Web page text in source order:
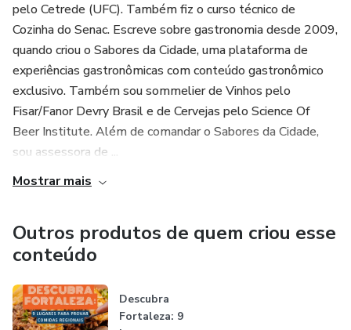
pelo Cetrede (UFC). Também fiz o curso técnico de
Cozinha do Senac. Escreve sobre gastronomia desde 2009,
quando criou o Sabores da Cidade, uma plataforma de
experiências gastronômicas com conteúdo gastronômico
exclusivo. Também sou sommelier de Vinhos pelo
Fisar/Fanor Devry Brasil e de Cervejas pelo Science Of
Beer Institute. Além de comandar o Sabores da Cidade,
sou assessora de ...
Mostrar mais
Outros produtos de quem criou esse
conteúdo
Descubra
Fortaleza: 9